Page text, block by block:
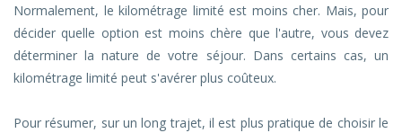
Normalement, le kilométrage limité est moins cher. Mais, pour
décider quelle option est moins chère que l'autre, vous devez
déterminer la nature de votre séjour. Dans certains cas, un
kilométrage limité peut s'avérer plus coûteux.
Pour résumer, sur un long trajet, il est plus pratique de choisir le